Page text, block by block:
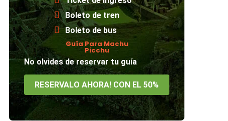
Boleto de tren
Boleto de bus
Guía Para Machu
Picchu
No olvides de reservar tu guía
RESERVALO AHORA! CON EL 50%